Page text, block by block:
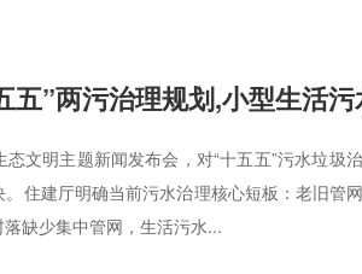
文明主题新闻发布会，对“十五五”污水垃圾
住建厅明确当前污水治理核心短板：老旧管
缺少集中管网，生活污水...